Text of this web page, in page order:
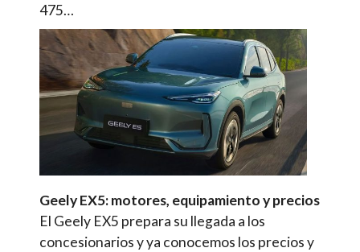
475…
Geely EX5: motores, equipamiento y precios
El Geely EX5 prepara su llegada a los
concesionarios y ya conocemos los precios y